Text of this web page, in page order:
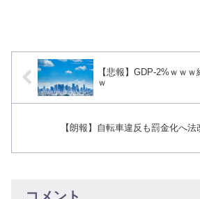
【悲報】GDP-2%ｗｗ
ｗ
【朗報】自転車違反も罰金化へ法